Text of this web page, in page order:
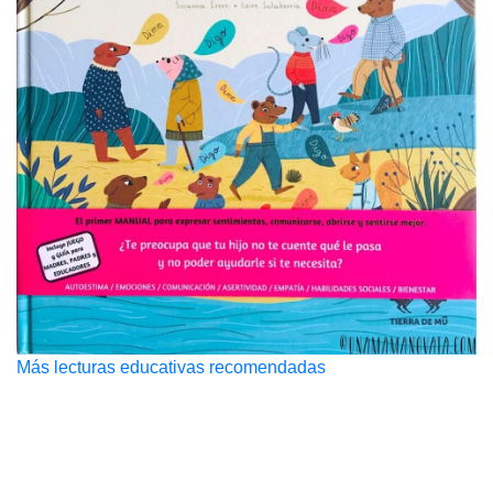
Más lecturas educativas recomendadas